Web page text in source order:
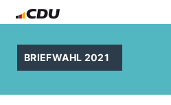
BRIEFWAHL 2021